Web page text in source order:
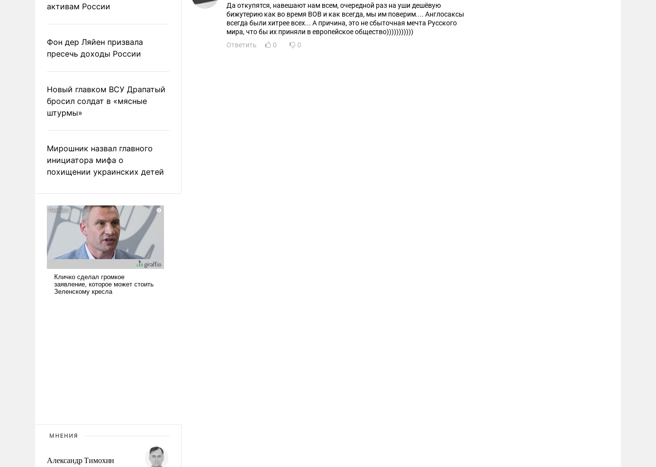
активам России
Фон дер Ляйен призвала
пресечь доходы России
Новый главком ВСУ Драпатый
бросил солдат в «мясные
штурмы»
Мирошник назвал главного
инициатора мифа о
похищении украинских детей
МНЕНИЯ
Александр Тимохин
Да откупятся, навешают нам всем, очередной раз на уши дешёвую
бижутерию как во время ВОВ и как всегда, мы им поверим.... Англосаксы
всегда были хитрее всех... А причина, это не сбыточная мечта Русского
мира, что бы их приняли в европейское общество)))))))))))
Ответить
0 0